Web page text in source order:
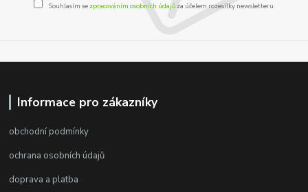
Souhlasím se zpracováním osobních údajůza účelem rozesílky newsletteru.
Informace pro zákazníky
obchodní podmínky
ochrana osobních údajů
doprava a platba